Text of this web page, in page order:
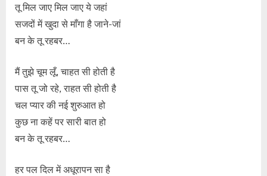
तू मिल जाए मिल जाए ये जहां
सजदों में खुदा से माँगा है जाने-जां
बन के तू रहबर…
मैं तुझे चूम लूँ, चाहत सी होती है
पास तू जो रहे, राहत सी होती है
चल प्यार की नई शुरुआत हो
कुछ ना कहें पर सारी बात हो
बन के तू रहबर…
हर पल दिल में अधूरापन सा है